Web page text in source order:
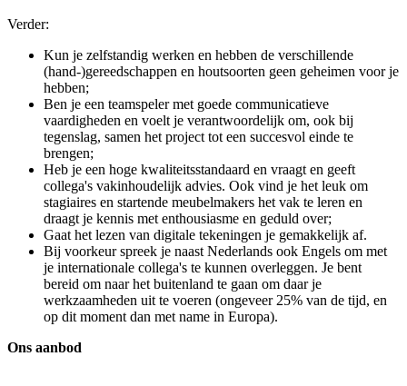
Verder:
Kun je zelfstandig werken en hebben de verschillende
(hand-)gereedschappen en houtsoorten geen geheimen voor je
hebben;
Ben je een teamspeler met goede communicatieve
vaardigheden en voelt je verantwoordelijk om, ook bij
tegenslag, samen het project tot een succesvol einde te
brengen;
Heb je een hoge kwaliteitsstandaard en vraagt en geeft
collega's vakinhoudelijk advies. Ook vind je het leuk om
stagiaires en startende meubelmakers het vak te leren en
draagt je kennis met enthousiasme en geduld over;
Gaat het lezen van digitale tekeningen je gemakkelijk af.
Bij voorkeur spreek je naast Nederlands ook Engels om met
je internationale collega's te kunnen overleggen. Je bent
bereid om naar het buitenland te gaan om daar je
werkzaamheden uit te voeren (ongeveer 25% van de tijd, en
op dit moment dan met name in Europa).
Ons aanbod